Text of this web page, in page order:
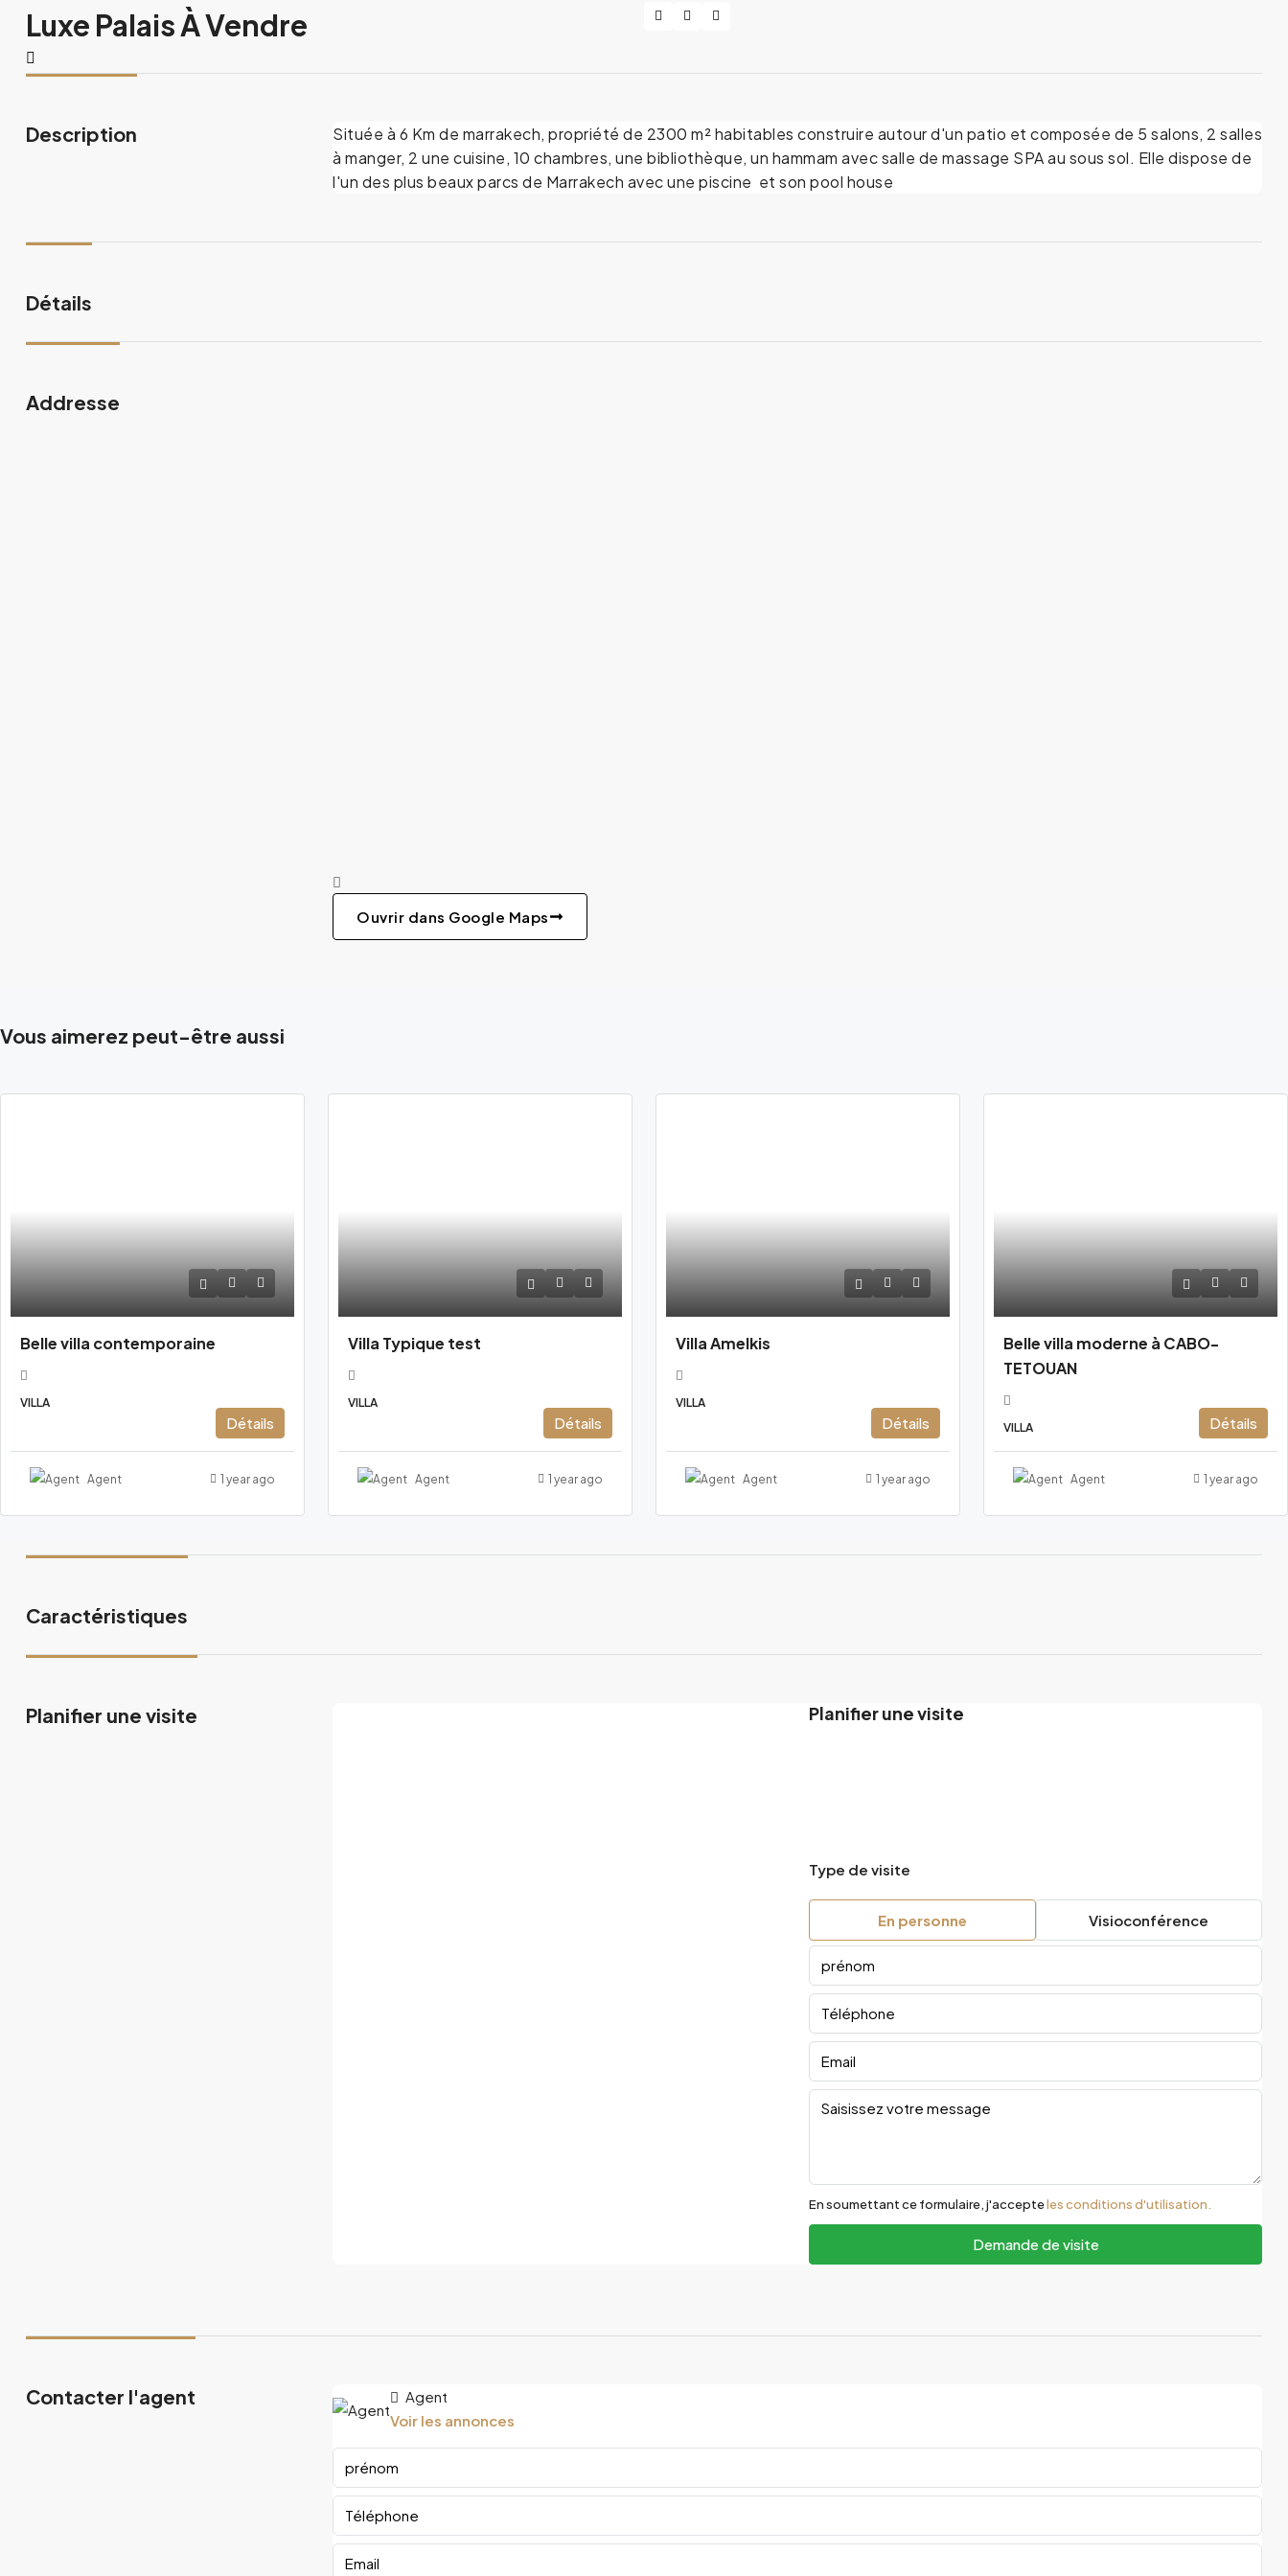
Luxe Palais À Vendre
Description
Située à 6 Km de marrakech, propriété de 2300 m² habitables construire autour d'un patio et composée de 5 salons, 2 salles
à manger, 2 une cuisine, 10 chambres, une bibliothèque, un hammam avec salle de massage SPA au sous sol. Elle dispose de
l'un des plus beaux parcs de Marrakech avec une piscine et son pool house
Détails
Addresse
Ouvrir dans Google Maps
Vous aimerez peut-être aussi
Belle villa contemporaine
VILLA
Détails
Agent 1 year ago
Villa Typique test
VILLA
Détails
Agent 1 year ago
Villa Amelkis
VILLA
Détails
Agent 1 year ago
Belle villa moderne à CABO-
TETOUAN
VILLA Détails
Agent 1 year ago
Caractéristiques
Planifier une visite Planifier une visite
Type de visite
En personne Visioconférence
En soumettant ce formulaire, j'accepteles conditions d'utilisation.
Demande de visite
Contacter l'agent
Agent
Voir les annonces